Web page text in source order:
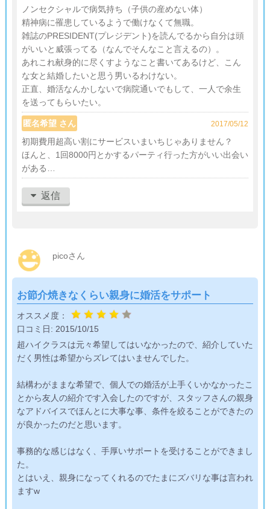
ノンセクシャルで病気持ち（子供の産めない体）
精神病に罹患しているようで働けなくて無職。
雑誌のPRESIDENT(プレジデント)を読んでるから自分は頭
がいいと威張ってる（なんでそんなこと言えるの）。
あれこれ献身的に尽くすようなこと書いてあるけど、こん
な女と結婚したいと思う男いるわけない。
正直、婚活なんかしないで病院通いでもして、一人で余生
を送ってもらいたい。
匿名希望 さん 2017/05/12
初期費用超高い割にサービスいまいちじゃありません？
ほんと、1回8000円とかするパーティ行った方がいい出会い
がある…
返信
picoさん
お節介焼きなくらい親身に婚活をサポート
オススメ度：
口コミ日: 2015/10/15
超ハイクラスは元々希望してはいなかったので、紹介していた
だく男性は希望からズレてはいませんでした。
結構わがままな希望で、個人での婚活が上手くいかなかったこ
とから友人の紹介です入会したのですが、スタッフさんの親身
なアドバイスでほんとに大事な事、条件を絞ることができたの
が良かったのだと思います。
事務的な感じはなく、手厚いサポートを受けることができまし
た。
とはいえ、親身になってくれるのでたまにズバリな事は言われ
ますw